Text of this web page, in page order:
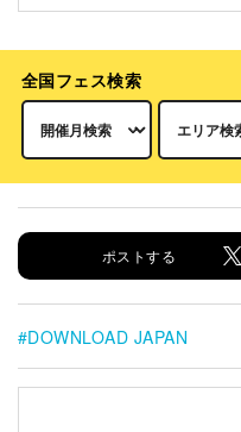
全国フェス検索
ポストする
DOWNLOAD JAPAN